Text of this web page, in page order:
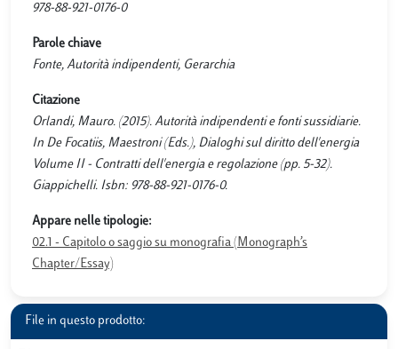
978-88-921-0176-0
Parole chiave
Fonte, Autorità indipendenti, Gerarchia
Citazione
Orlandi, Mauro. (2015). Autorità indipendenti e fonti sussidiarie.
In De Focatiis, Maestroni (Eds.), Dialoghi sul diritto dell'energia
Volume II - Contratti dell'energia e regolazione (pp. 5-32).
Giappichelli. Isbn: 978-88-921-0176-0.
Appare nelle tipologie:
02.1 - Capitolo o saggio su monografia (Monograph’s
Chapter/Essay)
File in questo prodotto: